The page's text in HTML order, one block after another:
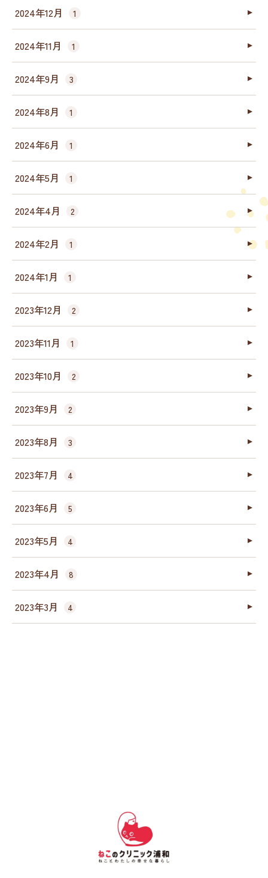
2024年12月 1
2024年11月 1
2024年9月 3
2024年8月 1
2024年6月 1
2024年5月 1
2024年4月 2
2024年2月 1
2024年1月 1
2023年12月 2
2023年11月 1
2023年10月 2
2023年9月 2
2023年8月 3
2023年7月 4
2023年6月 5
2023年5月 4
2023年4月 8
2023年3月 4